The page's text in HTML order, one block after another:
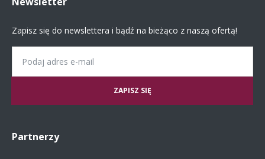
Zapisz się do newslettera i bądź na bieżąco z naszą ofertą!
Partnerzy